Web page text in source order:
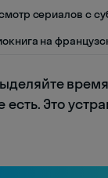
сериалов с
на
Это